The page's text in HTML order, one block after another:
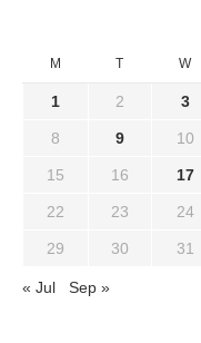
M T W
1 2 3
8 9 10
15 16 17
22 23 24
29 30 31
« Jul Sep »